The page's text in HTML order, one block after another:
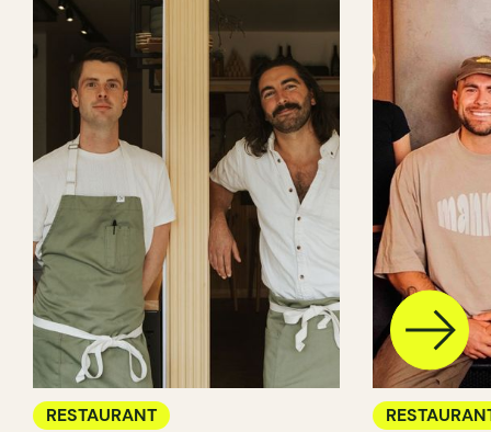
RESTAURANT